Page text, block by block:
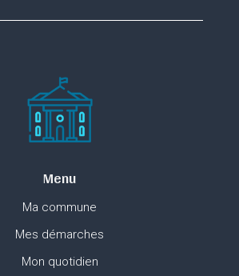
Menu
Ma commune
Mes démarches
Mon quotidien